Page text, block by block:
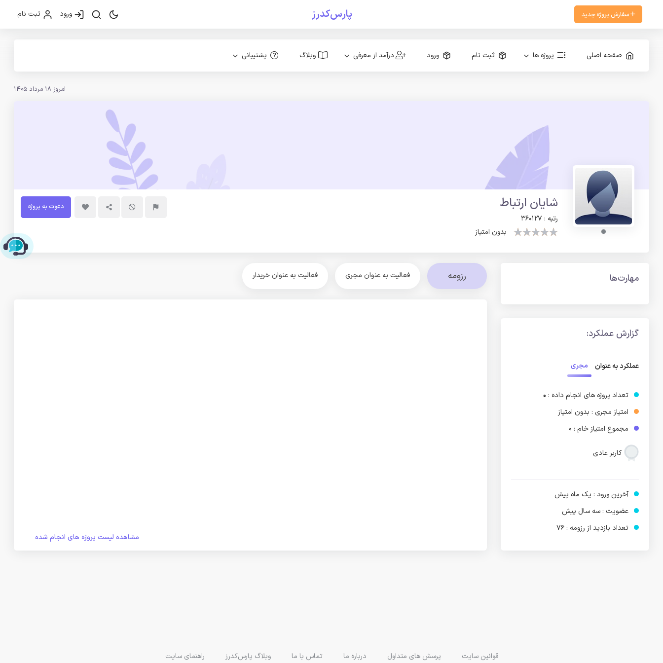
پارس‌کدرز سفارش پروژه جدید ورود ثبت نام
صفحه اصلی پروژه ها ثبت نام ورود درآمد از معرفی وبلاگ پشتیبانی
امروز 18 مرداد 1405
شایان ارتباط
رتبه : 360127
بدون امتیاز
دعوت به پروژه
مهارت‌ها
گزارش عملکرد:
عملکرد به عنوان مجری
تعداد پروژه های انجام داده : 0
امتیاز مجری : بدون امتیاز
مجموع امتیاز خام : 0
کاربر عادی
آخرین ورود : یک ماه پیش
عضویت : سه سال پیش
تعداد بازدید از رزومه : 76
رزومه فعالیت به عنوان مجری فعالیت به عنوان خریدار
مشاهده لیست پروژه های انجام شده
چت با پشتیبانی پارس‌کدرز
قوانین سایت پرسش های متداول درباره ما تماس با ما وبلاگ پارس‌کدرز راهنمای سایت